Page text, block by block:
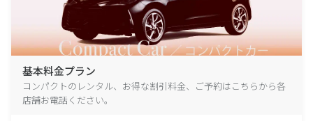
基本料金プラン
コンパクトのレンタル、お得な割引料金、ご予約はこちらから各
店舗お電話ください。